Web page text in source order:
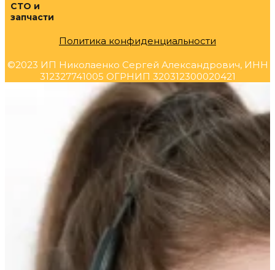
СТО и
запчасти
Политика конфиденциальности
©2023 ИП Николаенко Сергей Александрович, ИНН
312327741005 ОГРНИП 320312300020421